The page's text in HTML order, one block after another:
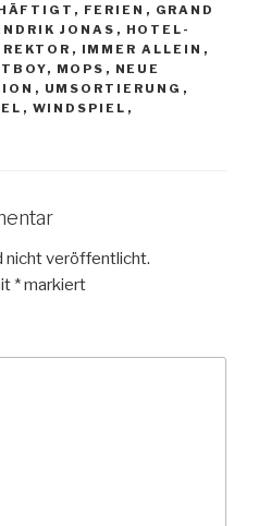
, FERIEN , GRAND
JONAS , HOTEL-
, IMMER ALLEIN ,
, MOPS , NEUE
, UMSORTIERUNG ,
, WINDSPIEL ,
nicht veröffentlicht.
*markiert